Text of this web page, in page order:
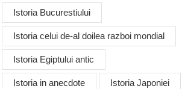
Istoria Bucurestiului
Istoria celui de-al doilea razboi mondial
Istoria Egiptului antic
Istoria in anecdote Istoria Japoniei